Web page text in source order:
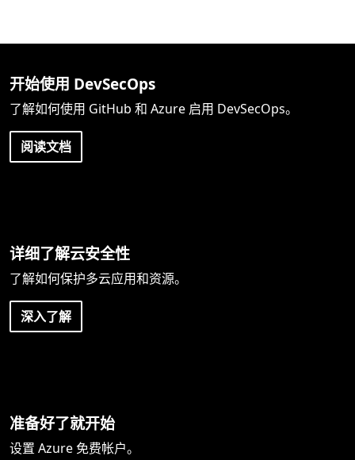
开始使用 DevSecOps
了解如何使用 GitHub 和 Azure 启用 DevSecOps。
阅读文档
详细了解云安全性
了解如何保护多云应用和资源。
深入了解
准备好了就开始
设置 Azure 免费帐户。